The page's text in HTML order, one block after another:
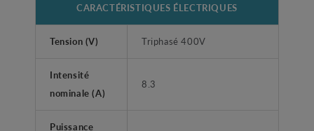
CARACTÉRISTIQUES ÉLECTRIQUES
Tension (V) Triphasé 400V
Intensité
nominale (A)
8.3
Puissance